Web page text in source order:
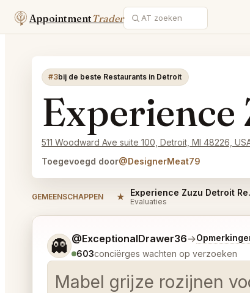
AppointmentTrader
#3bij de beste Restaurants in Detroit
511 Woodward Ave suite 100, Detroit, MI 48226,
Toegevoegd door@DesignerMeat79
GEMEENSCHAPPEN ★ Evaluaties
👻 @ExceptionalDrawer36→
603conciërges wachten op verzoeken
Mabel grijze rozijnen
Vertel me wat je wilt.